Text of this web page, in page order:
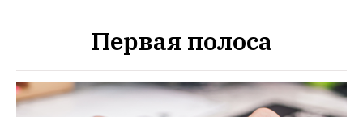
Первая полоса